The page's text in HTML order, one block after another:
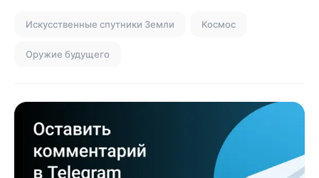
Искусственные спутники Земли Космос
Оружие будущего